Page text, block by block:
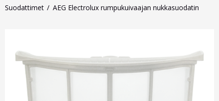
Suodattimet
AEG Electrolux rumpukuivaajan nukkasuodatin